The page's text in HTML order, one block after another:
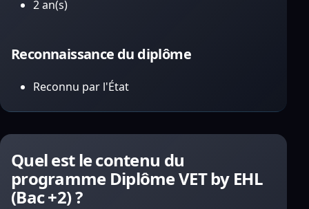
2 an(s)
Reconnaissance du diplôme
Reconnu par l'État
Quel est le contenu du
programme Diplôme VET by EHL
(Bac +2) ?